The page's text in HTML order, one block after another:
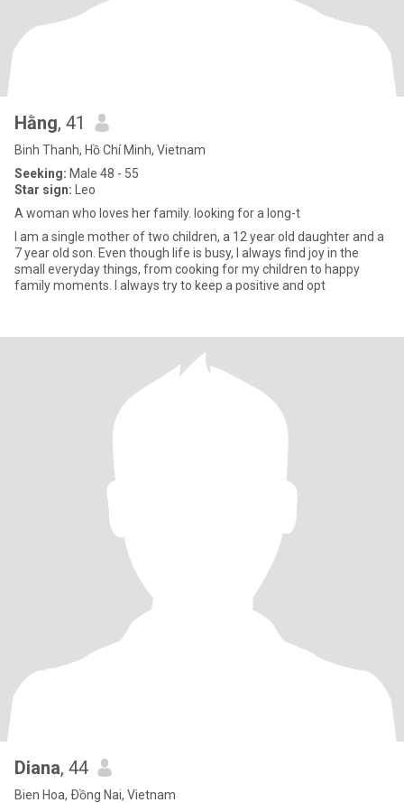
Hằng, 41
Binh Thanh, Hồ Chí Minh, Vietnam
Seeking: Male 48 - 55
Star sign: Leo
A woman who loves her family. looking for a long-t
I am a single mother of two children, a 12 year old daughter and a
7 year old son. Even though life is busy, I always find joy in the
small everyday things, from cooking for my children to happy
family moments. I always try to keep a positive and opt
Diana, 44
Bien Hoa, Ðồng Nai, Vietnam